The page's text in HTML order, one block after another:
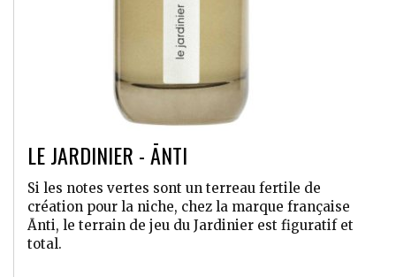
LE JARDINIER - ĀNTI
Si les notes vertes sont un terreau fertile de
création pour la niche, chez la marque française
Ānti, le terrain de jeu du Jardinier est figuratif et
total.